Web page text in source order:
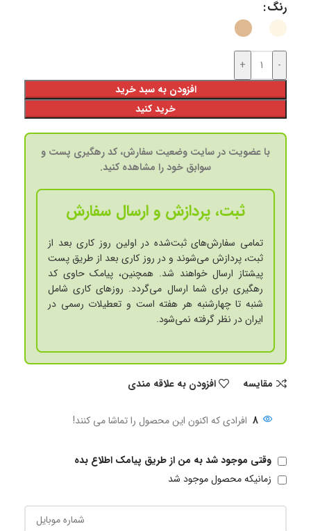
رنگ
-
+
افزودن به سبد خرید
خرید کنید
با عضویت در سایت وضعیت سفارش، کد رهگیری پست و
سوابق خود را مشاهده کنید.
ثبت، پردازش و ارسال سفارش
تمامی سفارش‌های ثبت‌شده در اولین روز کاری بعد از
ثبت، پردازش می‌شوند و در روز کاری بعد از طریق پست
پیشتاز ارسال خواهند شد. همچنین، پیامک حاوی کد
رهگیری برای شما ارسال می‌گردد. روزهای کاری شامل
شنبه تا چهارشنبه هر هفته است و تعطیلات رسمی در
ایران در نظر گرفته نمی‌شود.
مقايسه افزودن به علاقه مندی
8 افرادی که اکنون این محصول را تماشا می کنند!
وقتی موجود شد به من از طریق پیامک اطلاع بده
زمانیکه محصول موجود شد